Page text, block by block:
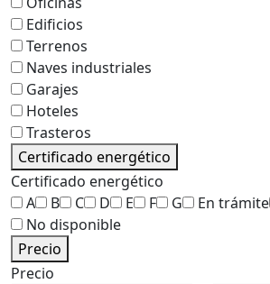
Edificios
Terrenos
Naves industriales
Garajes
Hoteles
Trasteros
Certificado energético
Certificado energético
A
B C D E F G En trámite
No disponible
Precio
Precio